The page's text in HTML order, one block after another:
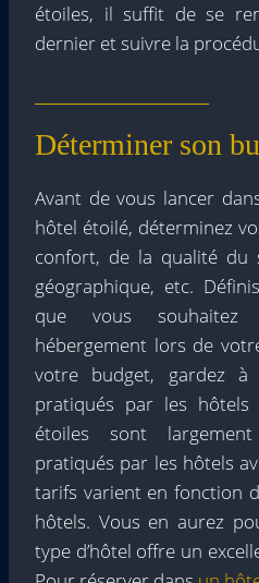
étoiles, il suffit de se
dernier et suivre la
Déterminer son
Avant de vous lancer
hôtel étoilé, déterminez
confort, de la qualité du
géographique, etc.
que vous
hébergement lors de
votre budget, gardez à
pratiqués par les
étoiles sont
pratiqués par les hôtels
tarifs varient en fonction
hôtels. Vous en aurez
type d’hôtel offre un